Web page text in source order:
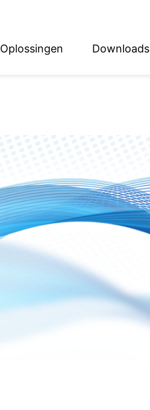
Oplossingen Downloads